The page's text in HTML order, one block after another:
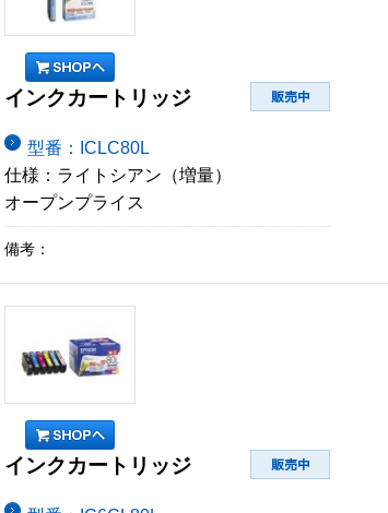
インクカートリッジ
型番：ICLC80L
仕様：ライトシアン（増量）
オープンプライス
備考：
インクカートリッジ